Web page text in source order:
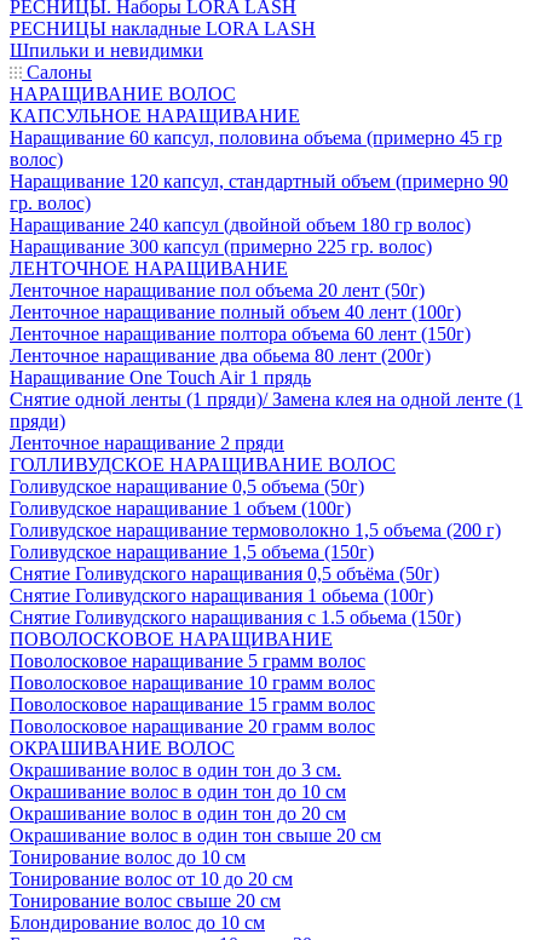
РЕСНИЦЫ. Наборы LORA LASH
РЕСНИЦЫ накладные LORA LASH
Шпильки и невидимки
Салоны
НАРАЩИВАНИЕ ВОЛОС
КАПСУЛЬНОЕ НАРАЩИВАНИЕ
Наращивание 60 капсул, половина объема (примерно 45 гр
волос)
Наращивание 120 капсул, стандартный объем (примерно 90
гр. волос)
Наращивание 240 капсул (двойной объем 180 гр волос)
Наращивание 300 капсул (примерно 225 гр. волос)
ЛЕНТОЧНОЕ НАРАЩИВАНИЕ
Ленточное наращивание пол объема 20 лент (50г)
Ленточное наращивание полный объем 40 лент (100г)
Ленточное наращивание полтора объема 60 лент (150г)
Ленточное наращивание два обьема 80 лент (200г)
Наращивание One Touch Air 1 прядь
Снятие одной ленты (1 пряди)/ Замена клея на одной ленте (1
пряди)
Ленточное наращивание 2 пряди
ГОЛЛИВУДСКОЕ НАРАЩИВАНИЕ ВОЛОС
Голивудское наращивание 0,5 объема (50г)
Голивудское наращивание 1 объем (100г)
Голивудское наращивание термоволокно 1,5 объема (200 г)
Голивудское наращивание 1,5 объема (150г)
Снятие Голивудского наращивания 0,5 объёма (50г)
Снятие Голивудского наращивания 1 обьема (100г)
Снятие Голивудского наращивания с 1.5 обьема (150г)
ПОВОЛОСКОВОЕ НАРАЩИВАНИЕ
Поволосковое наращивание 5 грамм волос
Поволосковое наращивание 10 грамм волос
Поволосковое наращивание 15 грамм волос
Поволосковое наращивание 20 грамм волос
ОКРАШИВАНИЕ ВОЛОС
Окрашивание волос в один тон до 3 см.
Окрашивание волос в один тон до 10 см
Окрашивание волос в один тон до 20 см
Окрашивание волос в один тон свыше 20 см
Тонирование волос до 10 см
Тонирование волос от 10 до 20 см
Тонирование волос свыше 20 см
Блондирование волос до 10 см